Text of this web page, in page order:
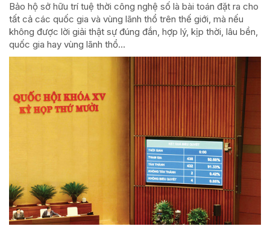
Bảo hộ sở hữu trí tuệ thời công nghệ số là bài toán đặt ra cho
tất cả các quốc gia và vùng lãnh thổ trên thế giới, mà nếu
không được lời giải thật sự đúng đắn, hợp lý, kịp thời, lâu bền,
quốc gia hay vùng lãnh thổ...